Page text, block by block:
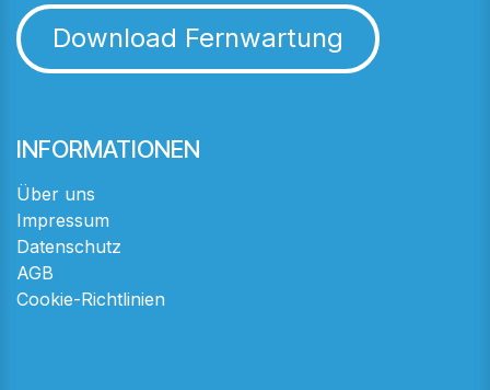
Download Fernwartung
INFORMATIONEN
Über uns
Impressum
Datenschutz
AGB
Cookie-Richtlinien